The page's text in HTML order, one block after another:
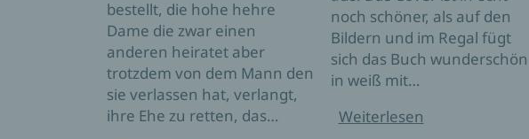
bestellt, die hohe hehre
Dame die zwar einen
anderen heiratet aber
trotzdem von dem Mann den
sie verlassen hat, verlangt,
ihre Ehe zu retten, das…
noch schöner, als auf den
Bildern und im Regal fügt
sich das Buch wunderschön
in weiß mit…
Weiterlesen